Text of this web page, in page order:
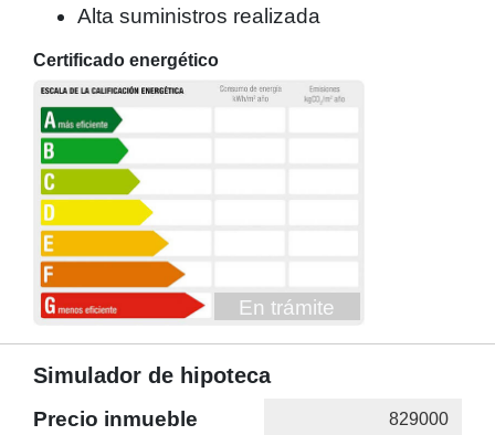
Alta suministros realizada
Certificado energético
En trámite
Simulador de hipoteca
Precio inmueble